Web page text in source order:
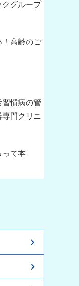
クグループ
！高齢のご
慣病の管
門クリニ
って本